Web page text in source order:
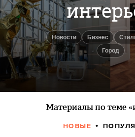
новости бизнес
город
Материалы по теме
НОВЫЕ